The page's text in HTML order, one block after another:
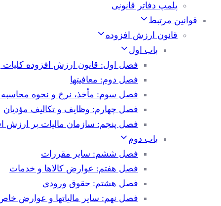
پلمپ دفاتر قانونی
قوانین مرتبط
قانون ارزش افزوده
باب اول
فصل اول: قانون ارزش افزوده کلیات
فصل دوم: معافیتها
فصل سوم: مأخذ، نرخ و نحوه محاسبه
فصل چهارم: وظایف و تکالیف مؤدیان
فصل پنجم: سازمان مالیات بر ارزش
باب دوم
فصل ششم: سایر مقررات
فصل هفتم: عوارض کالاها و خدمات
فصل هشتم: حقوق ورودی
فصل نهم: سایر مالیاتها و عوارض